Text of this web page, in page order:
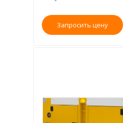
Запросить цену